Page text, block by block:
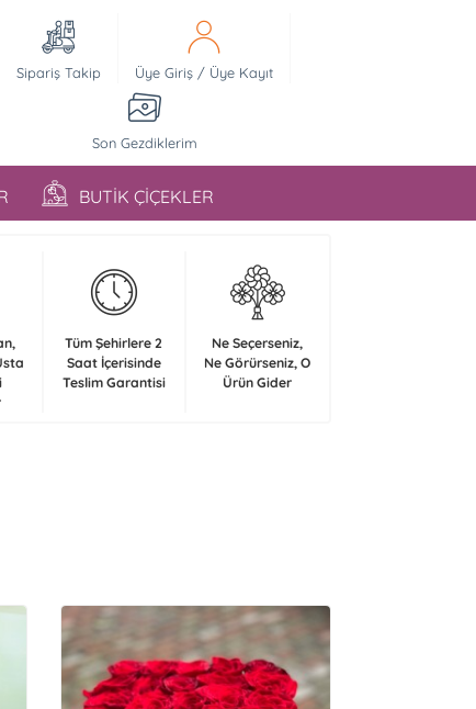
Sipariş Takip Üye Giriş/ Üye Kayıt
Son Gezdiklerim
BUTİK ÇİÇEKLER
Tüm Şehirlere 2
Saat İçerisinde
Teslim Garantisi
Ne Seçerseniz,
Ne Görürseniz, O
Ürün Gider